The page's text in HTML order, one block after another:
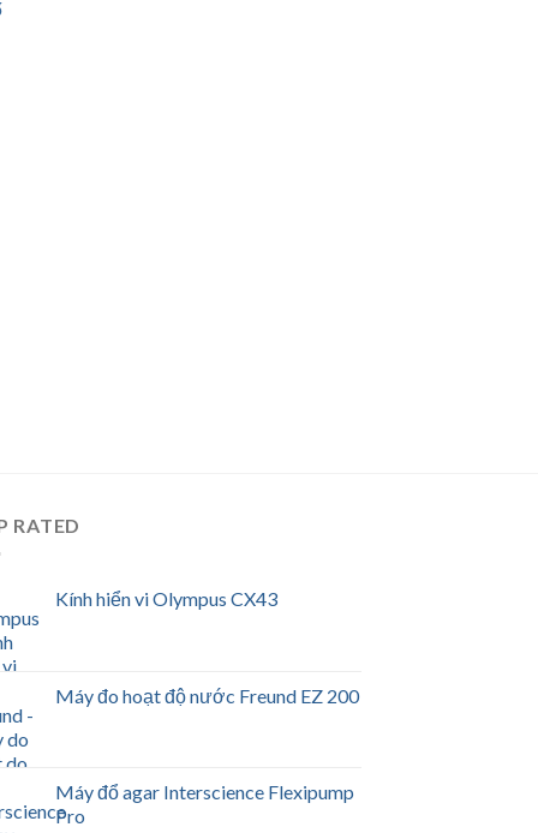
RATED
Kính hiển vi Olympus CX43
Máy đo hoạt độ nước Freund EZ 200
Máy đổ agar Interscience Flexipump
Pro